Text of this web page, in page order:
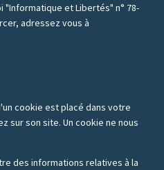
"Informatique et Libertés" n° 78-
adressez vous à
cookie est placé dans votre
sur son site. Un cookie ne nous
des informations relatives à la